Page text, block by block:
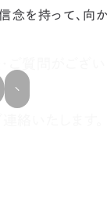
念を持って、向か